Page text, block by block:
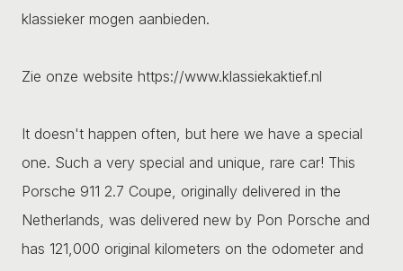
klassieker mogen aanbieden.
Zie onze website https://www.klassiekaktief.nl
It doesn't happen often, but here we have a special
one. Such a very special and unique, rare car! This
Porsche 911 2.7 Coupe, originally delivered in the
Netherlands, was delivered new by Pon Porsche and
has 121,000 original kilometers on the odometer and